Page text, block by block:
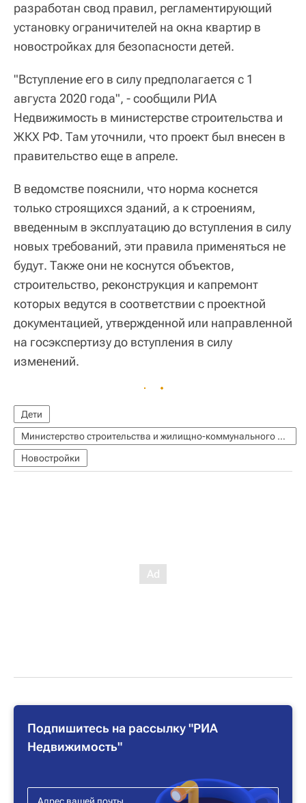
разработан свод правил, регламентирующий
установку ограничителей на окна квартир в
новостройках для безопасности детей.
"Вступление его в силу предполагается с 1
августа 2020 года", - сообщили РИА
Недвижимость в министерстве строительства и
ЖКХ РФ. Там уточнили, что проект был внесен в
правительство еще в апреле.
В ведомстве пояснили, что норма коснется
только строящихся зданий, а к строениям,
введенным в эксплуатацию до вступления в силу
новых требований, эти правила применяться не
будут. Также они не коснутся объектов,
строительство, реконструкция и капремонт
которых ведутся в соответствии с проектной
документацией, утвержденной или направленной
на госэкспертизу до вступления в силу
изменений.
Дети
Министерство строительства и жилищно-коммунального хозяйства РФ (Минстрой России)
Новостройки
Подпишитесь на рассылку "РИА
Недвижимость"